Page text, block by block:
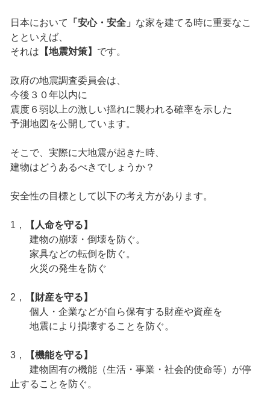
日本において 「安心・安全」 な家を建てる時に重要なこ
とといえば、
それは 【地震対策】 です。
政府の地震調査委員会は、
今後３０年以内に
震度６弱以上の激しい揺れに襲われる確率を示した
予測地図を公開しています。
そこで、実際に大地震が起きた時、
建物はどうあるべきでしょうか？
安全性の目標として以下の考え方があります。
1，
【人命を守る】
建物の崩壊・倒壊を防ぐ。
家具などの転倒を防ぐ。
火災の発生を防ぐ
2，
【財産を守る】
個人・企業などが自ら保有する財産や資産を
地震により損壊することを防ぐ。
3，
【機能を守る】
建物固有の機能（生活・事業・社会的使命等）が停
止することを防ぐ。